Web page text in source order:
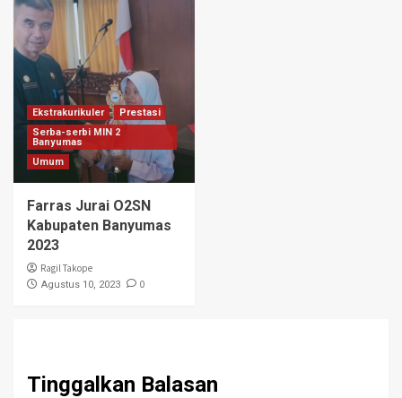
Ekstrakurikuler
Prestasi
Serba-serbi MIN 2
Banyumas
Umum
Farras Jurai O2SN
Kabupaten Banyumas
2023
Ragil Takope
Agustus 10, 2023 0
Tinggalkan Balasan